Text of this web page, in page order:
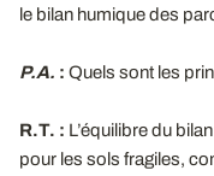
le bilan humique des
P.A. : Quels sont les
R.T. : L’équilibre du
pour les sols fragiles,